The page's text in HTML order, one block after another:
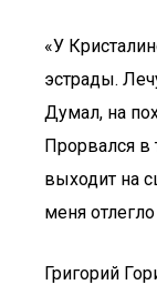
«У
эстрады.
Думал, на
Прорвался в
выходит на
меня
Григорий